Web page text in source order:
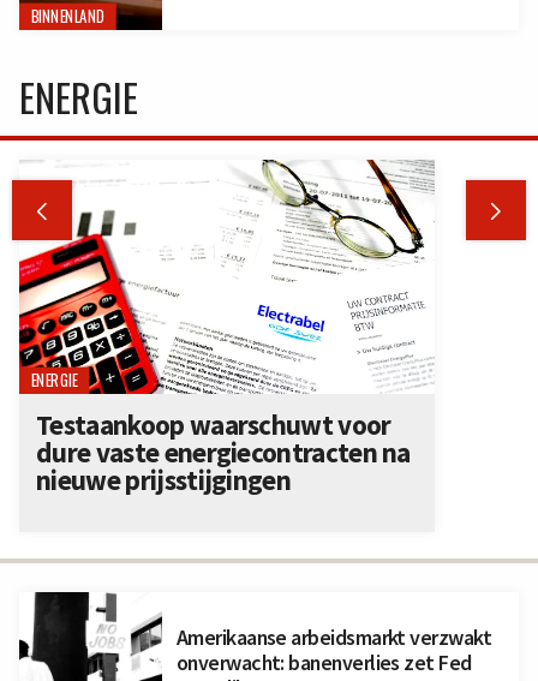
BINNENLAND
Amerikaanse arbeidsmarkt verzwakt
onverwacht: banenverlies zet Fed
ENERGIE
 
ENERGIE
Testaankoop waarschuwt voor
dure vaste energiecontracten na
nieuwe prijsstijgingen